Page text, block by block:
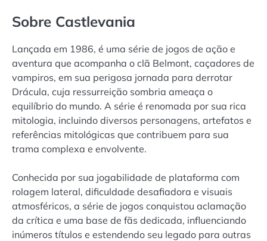
Sobre Castlevania
Lançada em 1986, é uma série de jogos de ação e
aventura que acompanha o clã Belmont, caçadores de
vampiros, em sua perigosa jornada para derrotar
Drácula, cuja ressurreição sombria ameaça o
equilíbrio do mundo. A série é renomada por sua rica
mitologia, incluindo diversos personagens, artefatos e
referências mitológicas que contribuem para sua
trama complexa e envolvente.
Conhecida por sua jogabilidade de plataforma com
rolagem lateral, dificuldade desafiadora e visuais
atmosféricos, a série de jogos conquistou aclamação
da crítica e uma base de fãs dedicada, influenciando
inúmeros títulos e estendendo seu legado para outras